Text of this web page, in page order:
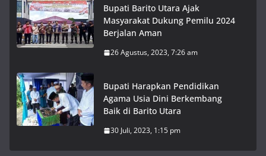
Bupati Barito Utara Ajak
Masyarakat Dukung Pemilu 2024
Berjalan Aman
26 Agustus, 2023, 7:26 am
Bupati Harapkan Pendidikan
Agama Usia Dini Berkembang
Baik di Barito Utara
30 Juli, 2023, 1:15 pm